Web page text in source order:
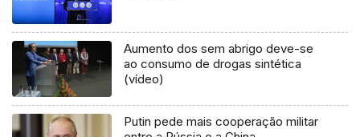
Aumento dos sem abrigo deve-se
ao consumo de drogas sintética
(vídeo)
Putin pede mais cooperação militar